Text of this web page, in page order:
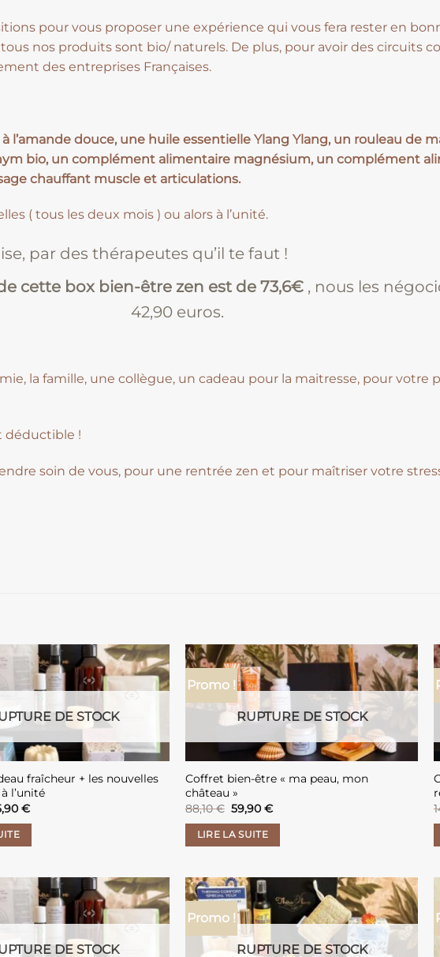
pour vous proposer une expérience qui vous fera rester en
nos produits sont bio/ naturels. De plus, pour avoir des circuits
des entreprises Françaises.
l’amande douce, une huile essentielle Ylang Ylang, un rouleau de
bio, un complément alimentaire magnésium, un complément
chauffant muscle et articulations.
( tous les deux mois ) ou alors à l’unité.
par des thérapeutes qu’il te faut !
cette box bien-être zen est de 73,6€ , nous les
42,90 euros.
la famille, une collègue, un cadeau pour la maitresse, pour
déductible !
soin de vous, pour une rentrée zen et pour maîtriser votre
DE STOCK
fraîcheur + les nouvelles
l’unité
:
€Le
Promo !
RUPTURE DE STOCK
Coffret bien-être « ma peau, mon
château »
88,10€ Le
prix
initial
était :
59,90€Le
LIRE LA SUITE
DE STOCK
Promo !
RUPTURE DE STOCK